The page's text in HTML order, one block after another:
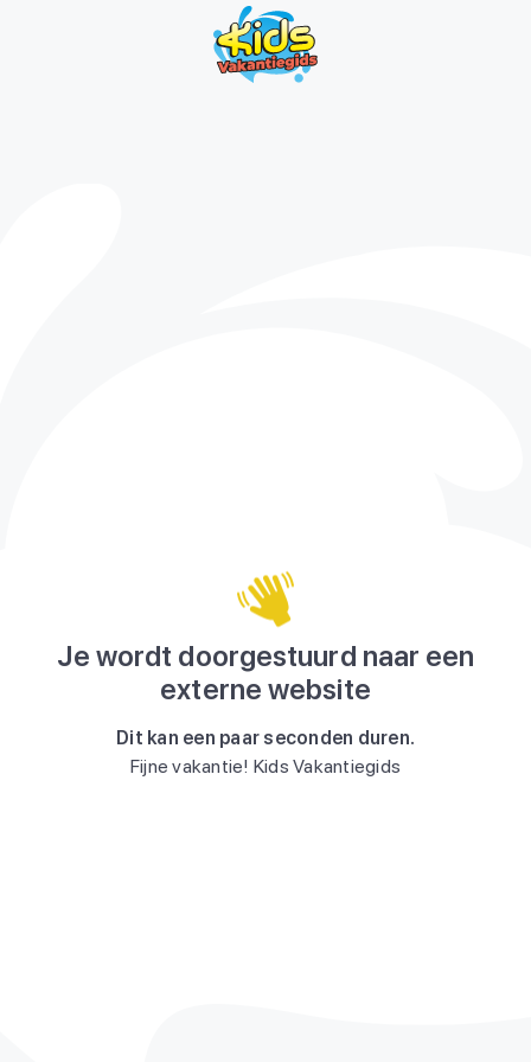
Je wordt doorgestuurd naar een
externe website
Dit kan een paar seconden duren.
Fijne vakantie! Kids Vakantiegids